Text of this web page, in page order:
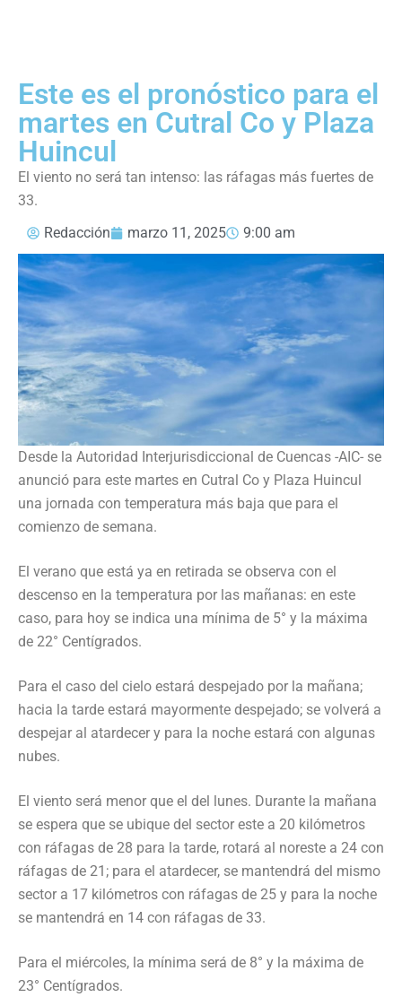
Este es el pronóstico para el
martes en Cutral Co y Plaza
Huincul
El viento no será tan intenso: las ráfagas más fuertes de
33.
Redacción
marzo 11, 2025 9:00 am
Desde la Autoridad Interjurisdiccional de Cuencas -AIC- se
anunció para este martes en Cutral Co y Plaza Huincul
una jornada con temperatura más baja que para el
comienzo de semana.
El verano que está ya en retirada se observa con el
descenso en la temperatura por las mañanas: en este
caso, para hoy se indica una mínima de 5° y la máxima
de 22° Centígrados.
Para el caso del cielo estará despejado por la mañana;
hacia la tarde estará mayormente despejado; se volverá a
despejar al atardecer y para la noche estará con algunas
nubes.
El viento será menor que el del lunes. Durante la mañana
se espera que se ubique del sector este a 20 kilómetros
con ráfagas de 28 para la tarde, rotará al noreste a 24 con
ráfagas de 21; para el atardecer, se mantendrá del mismo
sector a 17 kilómetros con ráfagas de 25 y para la noche
se mantendrá en 14 con ráfagas de 33.
Para el miércoles, la mínima será de 8° y la máxima de
23° Centígrados.